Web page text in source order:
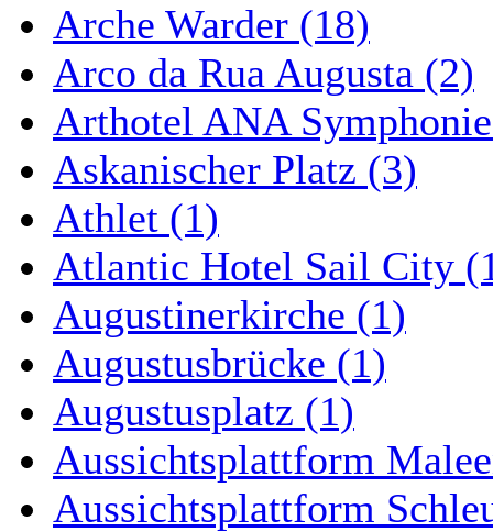
Arche Warder (18)
Arco da Rua Augusta (2)
Arthotel ANA
Askanischer Platz (3)
Athlet (1)
Atlantic Hotel Sail City
Augustinerkirche (1)
Augustusbrücke (1)
Augustusplatz (1)
Aussichtsplattform
Aussichtsplattform